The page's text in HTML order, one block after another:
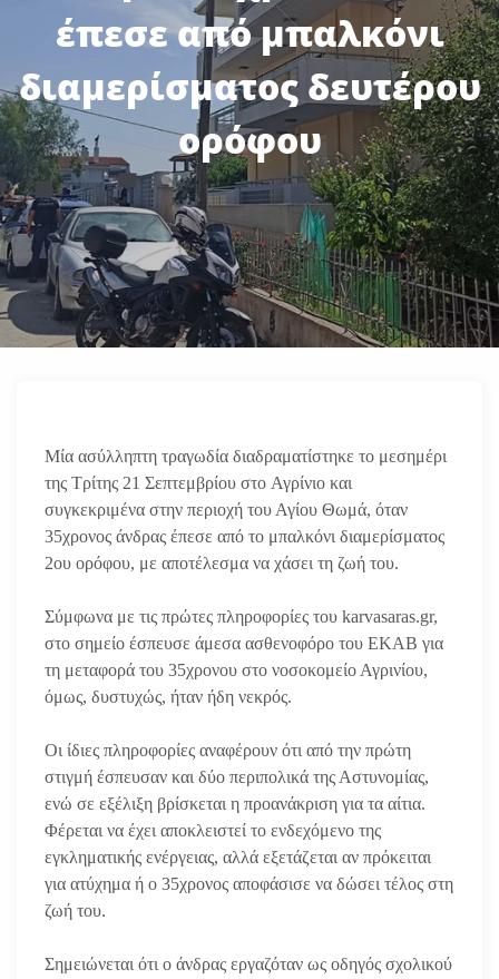
έπεσε από μπαλκόνι
διαμερίσματος δευτέρου
ορόφου
Μία ασύλληπτη τραγωδία διαδραματίστηκε το μεσημέρι
της Τρίτης 21 Σεπτεμβρίου στο Αγρίνιο και
συγκεκριμένα στην περιοχή του Αγίου Θωμά, όταν
35χρονος άνδρας έπεσε από το μπαλκόνι διαμερίσματος
2ου ορόφου, με αποτέλεσμα να χάσει τη ζωή του.
Σύμφωνα με τις πρώτες πληροφορίες του karvasaras.gr,
στο σημείο έσπευσε άμεσα ασθενοφόρο του ΕΚΑΒ για
τη μεταφορά του 35χρονου στο νοσοκομείο Αγρινίου,
όμως, δυστυχώς, ήταν ήδη νεκρός.
Οι ίδιες πληροφορίες αναφέρουν ότι από την πρώτη
στιγμή έσπευσαν και δύο περιπολικά της Αστυνομίας,
ενώ σε εξέλιξη βρίσκεται η προανάκριση για τα αίτια.
Φέρεται να έχει αποκλειστεί το ενδεχόμενο της
εγκληματικής ενέργειας, αλλά εξετάζεται αν πρόκειται
για ατύχημα ή ο 35χρονος αποφάσισε να δώσει τέλος στη
ζωή του.
Σημειώνεται ότι ο άνδρας εργαζόταν ως οδηγός σχολικού